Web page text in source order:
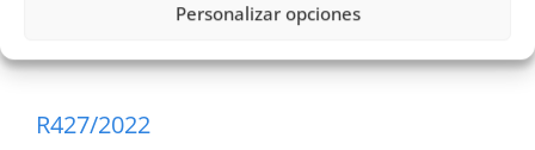
Personalizar opciones
R427/2022